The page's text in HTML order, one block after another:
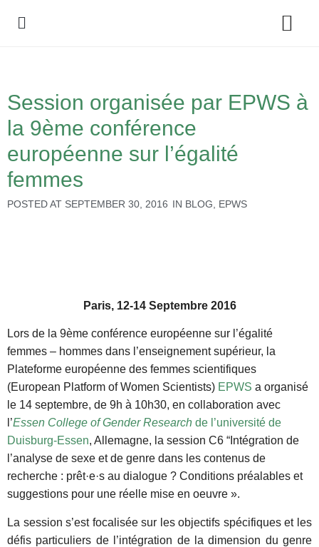
Session organisée par EPWS à
la 9ème conférence
européenne sur l’égalité
femmes
POSTED AT SEPTEMBER 30, 2016 IN BLOG EPWS
Paris, 12-14 Septembre 2016
Lors de la 9ème conférence européenne sur l’égalité
femmes – hommes dans l’enseignement supérieur, la
Plateforme européenne des femmes scientifiques
(European Platform of Women Scientists) EPWS a organisé
le 14 septembre, de 9h à 10h30, en collaboration avec
l’Essen College of Gender Research de l’université de
Duisburg-Essen, Allemagne, la session C6 “Intégration de
l’analyse de sexe et de genre dans les contenus de
recherche : prêt·e·s au dialogue ? Conditions préalables et
suggestions pour une réelle mise en oeuvre ».
La session s’est focalisée sur les objectifs spécifiques et les
défis particuliers de l’intégration de la dimension du genre